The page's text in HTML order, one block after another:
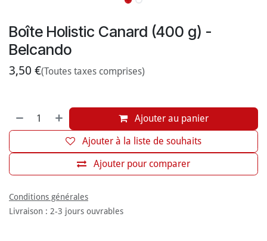
Boîte Holistic Canard (400 g) -
Belcando
3,50 €(Toutes taxes comprises)
Ajouter au panier
Ajouter pour comparer
Ajouter à la liste de souhaits
Conditions générales
Livraison : 2-3 jours ouvrables